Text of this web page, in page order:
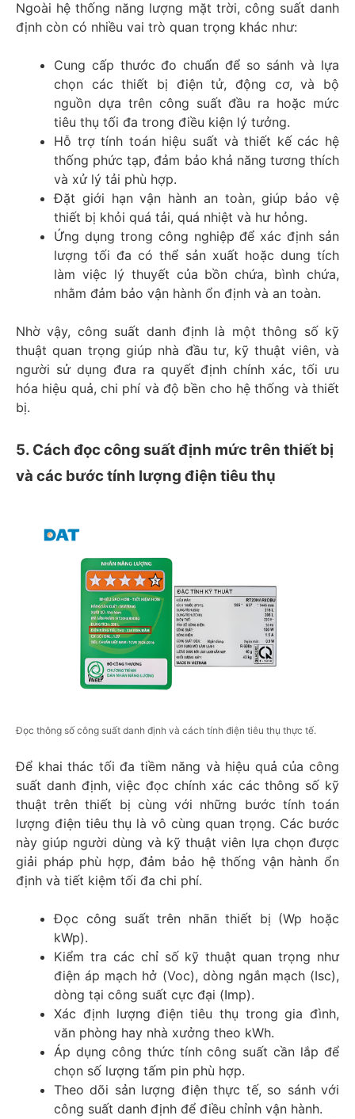
Ngoài hệ thống năng lượng mặt trời, công suất danh
định còn có nhiều vai trò quan trọng khác như:
Cung cấp thước đo chuẩn để so sánh và lựa
chọn các thiết bị điện tử, động cơ, và bộ
nguồn dựa trên công suất đầu ra hoặc mức
tiêu thụ tối đa trong điều kiện lý tưởng.
Hỗ trợ tính toán hiệu suất và thiết kế các hệ
thống phức tạp, đảm bảo khả năng tương thích
và xử lý tải phù hợp.
Đặt giới hạn vận hành an toàn, giúp bảo vệ
thiết bị khỏi quá tải, quá nhiệt và hư hỏng.
Ứng dụng trong công nghiệp để xác định sản
lượng tối đa có thể sản xuất hoặc dung tích
làm việc lý thuyết của bồn chứa, bình chứa,
nhằm đảm bảo vận hành ổn định và an toàn.
Nhờ vậy, công suất danh định là một thông số kỹ
thuật quan trọng giúp nhà đầu tư, kỹ thuật viên, và
người sử dụng đưa ra quyết định chính xác, tối ưu
hóa hiệu quả, chi phí và độ bền cho hệ thống và thiết
bị.
5. Cách đọc công suất định mức trên thiết bị
và các bước tính lượng điện tiêu thụ
Đọc thông số công suất danh định và cách tính điện tiêu thụ thực tế.
Để khai thác tối đa tiềm năng và hiệu quả của công
suất danh định, việc đọc chính xác các thông số kỹ
thuật trên thiết bị cùng với những bước tính toán
lượng điện tiêu thụ là vô cùng quan trọng. Các bước
này giúp người dùng và kỹ thuật viên lựa chọn được
giải pháp phù hợp, đảm bảo hệ thống vận hành ổn
định và tiết kiệm tối đa chi phí.
Đọc công suất trên nhãn thiết bị (Wp hoặc
kWp).
Kiểm tra các chỉ số kỹ thuật quan trọng như
điện áp mạch hở (Voc), dòng ngắn mạch (Isc),
dòng tại công suất cực đại (Imp).
Xác định lượng điện tiêu thụ trong gia đình,
văn phòng hay nhà xưởng theo kWh.
Áp dụng công thức tính công suất cần lắp để
chọn số lượng tấm pin phù hợp.
Theo dõi sản lượng điện thực tế, so sánh với
công suất danh định để điều chỉnh vận hành.